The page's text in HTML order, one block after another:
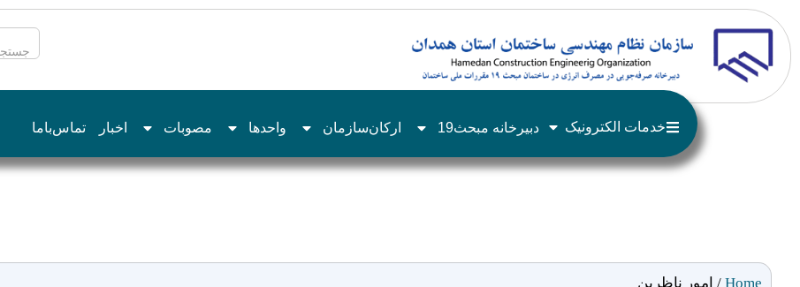
خدمات الکترونیک دبیرخانه مبحث19 ارکان‌سازمان واحدها مصوبات اخبار تماس‌با‌ما
Home
/ امور ناظرین